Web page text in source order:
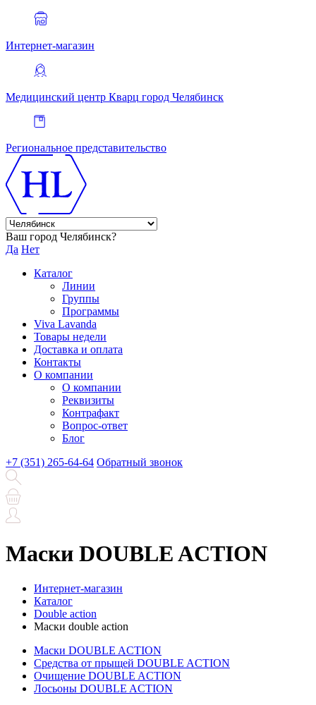
Интернет-магазин
Медицинский центр Кварц город Челябинск
Региональное представительство
Ваш город Челябинск?
Да Нет
Каталог
Линии
Группы
Программы
Viva Lavanda
Товары недели
Доставка и оплата
Контакты
О компании
О компании
Реквизиты
Контрафакт
Вопрос-ответ
Блог
+7 (351) 265-64-64 Обратный звонок
Маски DOUBLE ACTION
Интернет-магазин
Каталог
Double action
Маски double action
Маски DOUBLE ACTION
Средства от прыщей DOUBLE ACTION
Очищение DOUBLE ACTION
Лосьоны DOUBLE ACTION